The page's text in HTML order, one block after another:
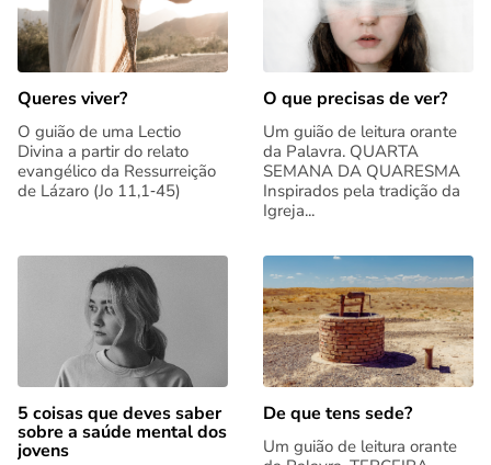
Queres viver?
O guião de uma Lectio
Divina a partir do relato
evangélico da Ressurreição
de Lázaro (Jo 11,1‑45)
O que precisas de ver?
Um guião de leitura orante
da Palavra. QUARTA
SEMANA DA QUARESMA
Inspirados pela tradição da
Igreja...
5 coisas que deves saber
sobre a saúde mental dos
jovens
De que tens sede?
Um guião de leitura orante